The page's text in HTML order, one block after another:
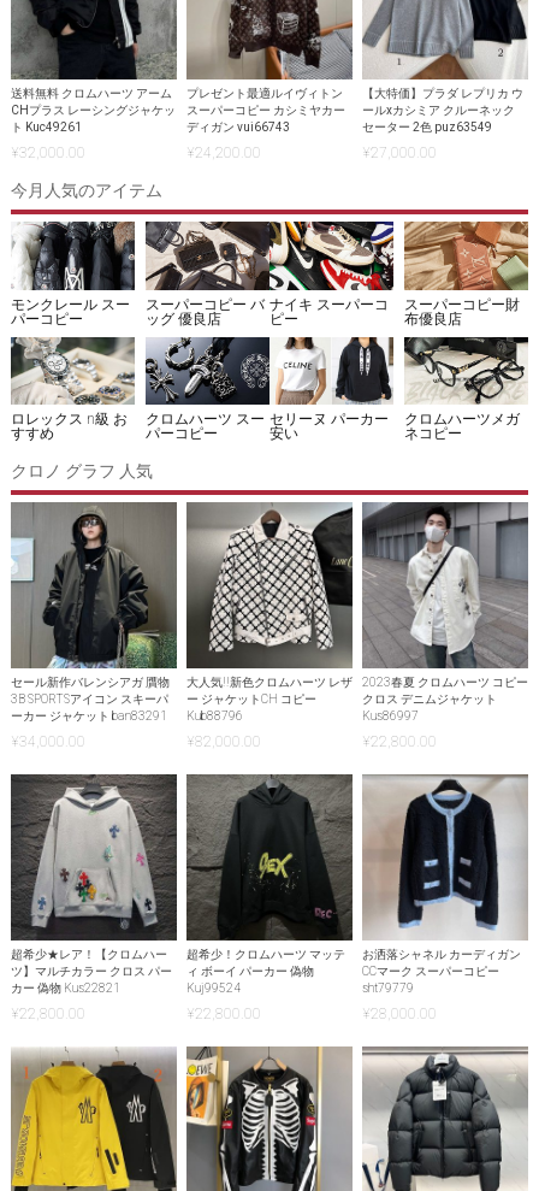
送料無料 クロムハーツ アーム
CHプラス レーシングジャケッ
ト Kuc49261
¥32,000.00
プレゼント最適ルイヴィトン
スーパーコピー カシミヤカー
ディガン vui66743
¥24,200.00
【大特価】プラダ レプリカ ウ
ールxカシミア クルーネック
セーター 2色 puz63549
¥27,000.00
今月人気のアイテム
モンクレール スー
パーコピー
スーパーコピー バ
ッグ 優良店
ナイキ スーパーコ
ピー
スーパーコピー財
布優良店
ロレックス n級 お
すすめ
クロムハーツ スー
パーコピー
セリーヌ パーカー
安い
クロムハーツメガ
ネコピー
クロノ グラフ 人気
セール新作バレンシアガ 贋物
3B SPORTSアイコン スキーパ
ーカー ジャケット ban83291
¥34,000.00
大人気!!新色クロムハーツ レザ
ー ジャケットCH コピー
Kub88796
¥82,000.00
2023春夏 クロムハーツ コピー
クロス デニムジャケット
Kus86997
¥22,800.00
超希少★レア！【クロムハー
ツ】マルチカラー クロス パー
カー 偽物 Kus22821
¥22,800.00
超希少！クロムハーツ マッテ
ィ ボーイ パーカー 偽物
Kuj99524
¥22,800.00
お洒落シャネル カーディガン
CCマーク スーパーコピー
sht79779
¥28,000.00